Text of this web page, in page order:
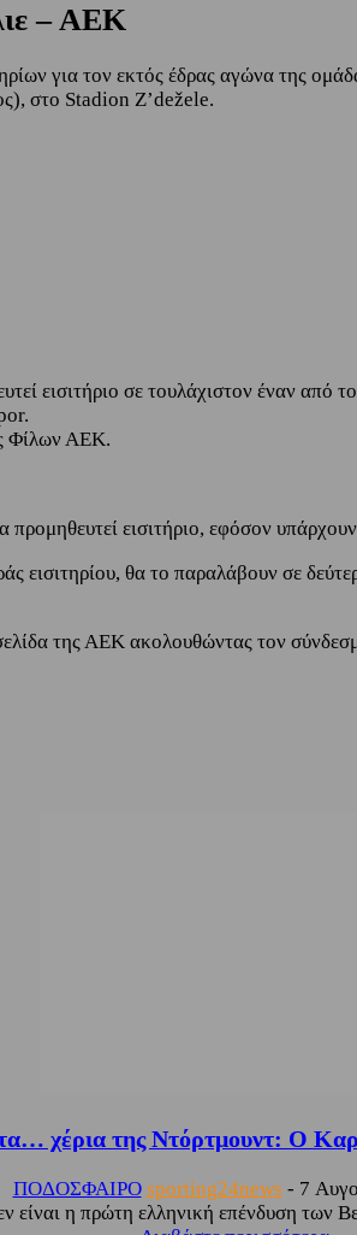
– ΑΕΚ
για τον εκτός έδρας αγώνα της
στο Stadion Z’dežele.
εισιτήριο σε τουλάχιστον έναν
Φίλων ΑΕΚ.
εισιτήριο, εφόσον υπάρχουν
θα το παραλάβουν σε
της ΑΕΚ ακολουθώντας τον
χέρια της Ντόρτμουντ: Ο
ΠΟΔΟΣΦΑΙΡΟ sporting24news - 7
η πρώτη ελληνική επένδυση των